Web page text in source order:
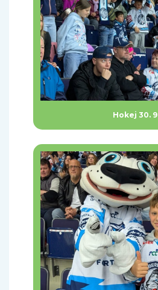
Hokej 30. 9